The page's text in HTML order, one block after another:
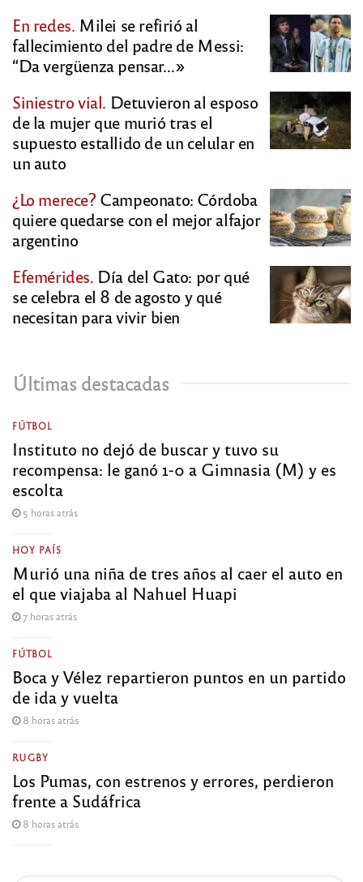
En redes. Milei se refirió al
fallecimiento del padre de Messi:
“Da vergüenza pensar…»
Siniestro vial. Detuvieron al esposo
de la mujer que murió tras el
supuesto estallido de un celular en
un auto
¿Lo merece?Campeonato: Córdoba
quiere quedarse con el mejor alfajor
argentino
Efemérides. Día del Gato: por qué
se celebra el 8 de agosto y qué
necesitan para vivir bien
Últimas destacadas
FÚTBOL
Instituto no dejó de buscar y tuvo su
recompensa: le ganó 1-0 a Gimnasia (M) y es
escolta
5 horas atrás
HOY PAÍS
Murió una niña de tres años al caer el auto en
el que viajaba al Nahuel Huapi
7 horas atrás
FÚTBOL
Boca y Vélez repartieron puntos en un partido
de ida y vuelta
8 horas atrás
RUGBY
Los Pumas, con estrenos y errores, perdieron
frente a Sudáfrica
8 horas atrás